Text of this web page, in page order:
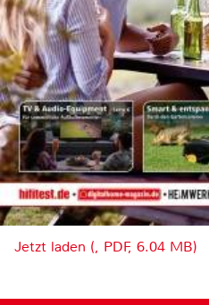
Jetzt laden (, PDF, 6.04 MB)